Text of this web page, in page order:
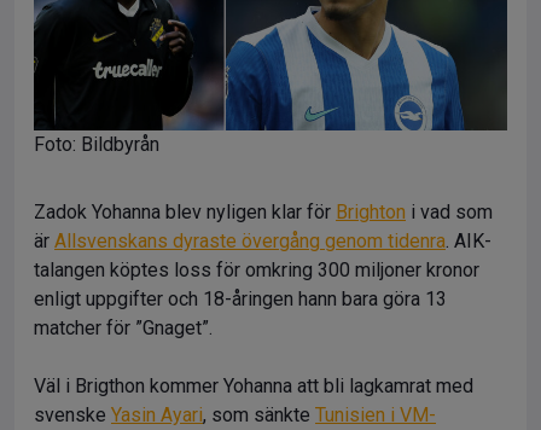
Foto: Bildbyrån
Zadok Yohanna blev nyligen klar för Brighton i vad som
är Allsvenskans dyraste övergång genom tidenra. AIK-
talangen köptes loss för omkring 300 miljoner kronor
enligt uppgifter och 18-åringen hann bara göra 13
matcher för ”Gnaget”.
Väl i Brigthon kommer Yohanna att bli lagkamrat med
svenske Yasin Ayari, som sänkte Tunisien i VM-